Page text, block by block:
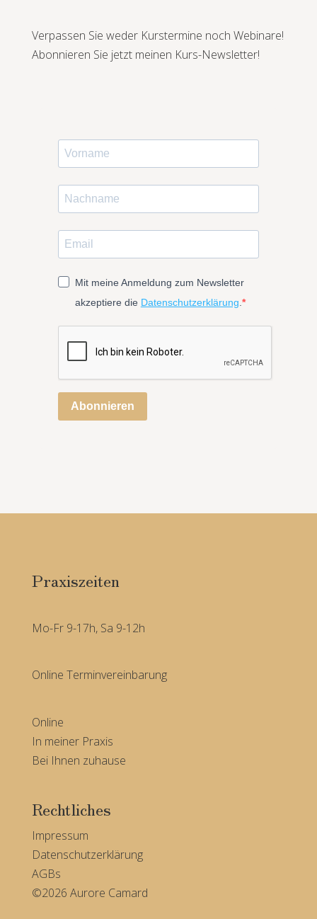
Verpassen Sie weder Kurstermine noch Webinare!
Abonnieren Sie jetzt meinen Kurs-Newsletter!
Mit meine Anmeldung zum Newsletter
akzeptiere die Datenschutzerklärung
Abonnieren
Praxiszeiten
Mo-Fr 9-17h, Sa 9-12h
Online Terminvereinbarung
Online
In meiner Praxis
Bei Ihnen zuhause
Rechtliches
Impressum
Datenschutzerklärung
AGBs
©2026 Aurore Camard